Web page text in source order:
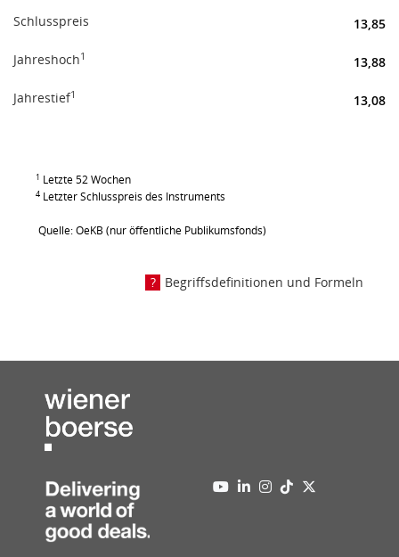
Schlusspreis 13,85
Jahreshoch1 13,88
Jahrestief1 13,08
1 Letzte 52 Wochen
4 Letzter Schlusspreis des Instruments
Quelle: OeKB (nur öffentliche Publikumsfonds)
Begriffsdefinitionen und Formeln